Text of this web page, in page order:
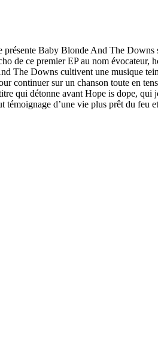
Baby Blonde And The
de ce premier EP au nom
The Downs cultivent une musique
continuer sur un chanson toute en
qui détonne avant Hope is dope,
d’une vie plus prêt du feu